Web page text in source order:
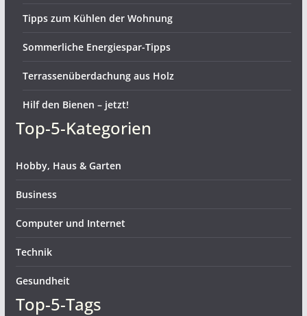
Tipps zum Kühlen der Wohnung
Sommerliche Energiespar-Tipps
Terrassenüberdachung aus Holz
Hilf den Bienen – jetzt!
Top-5-Kategorien
Hobby, Haus & Garten
Business
Computer und Internet
Technik
Gesundheit
Top-5-Tags